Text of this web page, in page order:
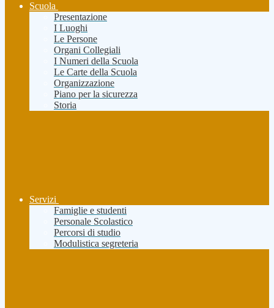
Scuola
Presentazione
I Luoghi
Le Persone
Organi Collegiali
I Numeri della Scuola
Le Carte della Scuola
Organizzazione
Piano per la sicurezza
Storia
Servizi
Famiglie e studenti
Personale Scolastico
Percorsi di studio
Modulistica segreteria